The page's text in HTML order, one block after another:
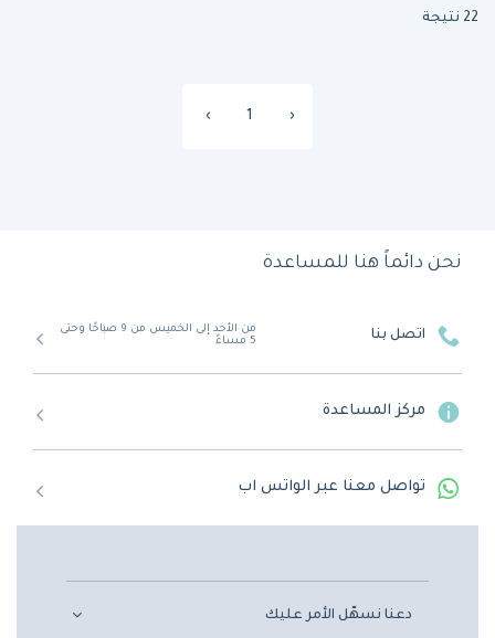
22 نتيجة
‹
1
›
نحن دائماً هنا للمساعدة
اتصل بنا
من الأحد إلى الخميس من 9 صباحًا وحتى
5 مساءً
مركز المساعدة
تواصل معنا عبر الواتس اب
دعنا نسهّل الأمر عليك